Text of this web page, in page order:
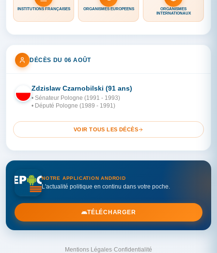
INSTITUTIONS FRANÇAISES ORGANISMES EUROPÉENS
ORGANISMES
INTERNATIONAUX
DÉCÈS DU 06 AOÛT
PO
Zdzislaw Czarnobilski (91 ans)
• Sénateur Pologne (1991 - 1993)
• Député Pologne (1989 - 1991)
VOIR TOUS LES DÉCÈS
NOTRE APPLICATION ANDROID
L'actualité politique en continu dans votre poche.
TÉLÉCHARGER
Mentions Légales·Confidentialité